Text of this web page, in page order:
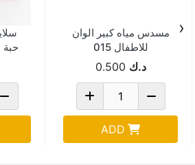
مسدس مياه كبير الوان
للاطفال 015
د.ك 0.500
ADD
‹